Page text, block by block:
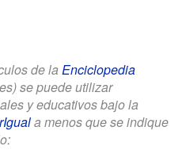
de la Enciclopedia
se puede utilizar
y educativos bajo la
a menos que se indique